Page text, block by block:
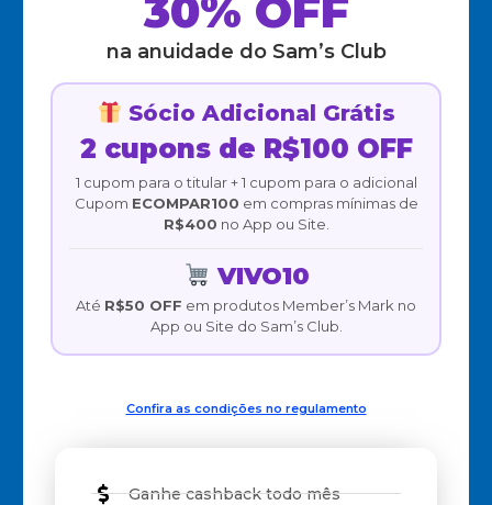
30% OFF
na anuidade do Sam’s Club
Sócio Adicional Grátis
2 cupons de R$100 OFF
1 cupom para o titular + 1 cupom para o adicional
Cupom ECOMPAR100 em compras mínimas de
R$400 no App ou Site.
VIVO10
Até R$50 OFF em produtos Member’s Mark no
App ou Site do Sam’s Club.
Confira as condições no regulamento
Ganhe cashback todo mês